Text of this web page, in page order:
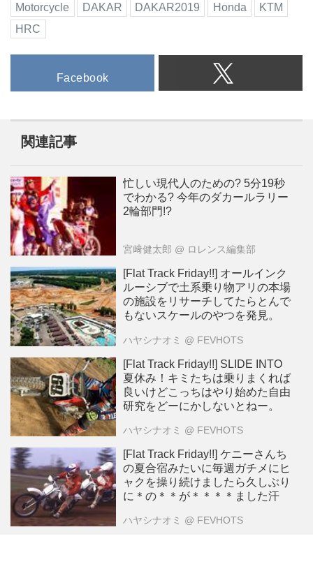
Motorcycle DAKAR DAKAR2019 Honda
KTM
HRC
Facebook
関連記事
忙しい現代人のための? 5分19秒
でわかる? 今年のダカールラリー
2輪部門!?
宮﨑健太郎 @ ロレンス編集部
[Flat Track Friday!!] オールインク
ルーシブで土系乗り物アリの本場
の施設をリサーチしてたらとんで
もないスケールのやつを発見。
ハヤシナオミ @ FEVHOTS
[Flat Track Friday!!] SLIDE INTO
夏休み！キミたちは乗りまくれば
良いけどこっちはやり始めた自由
研究をどーにかしないとねー。
ハヤシナオミ @ FEVHOTS
[Flat Track Friday!!] ケニーさんち
の夏合宿みたいに毎週ガチメにヒ
ャクを操り続けましたら久しぶり
に＊の＊＊が＊＊＊＊ました汗
ハヤシナオミ @ FEVHOTS